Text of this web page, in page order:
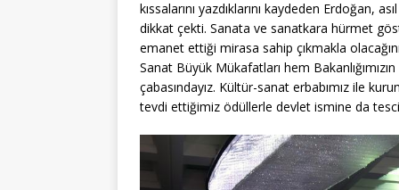
kıssalarını yazdıklarını kaydeden Erdoğan,
dikkat çekti. Sanata ve sanatkara hürmet
emanet ettiği mirasa sahip çıkmakla
Sanat Büyük Mükafatları hem
çabasındayız. Kültür-sanat erbabımız ile
tevdi ettiğimiz ödüllerle devlet ismine da